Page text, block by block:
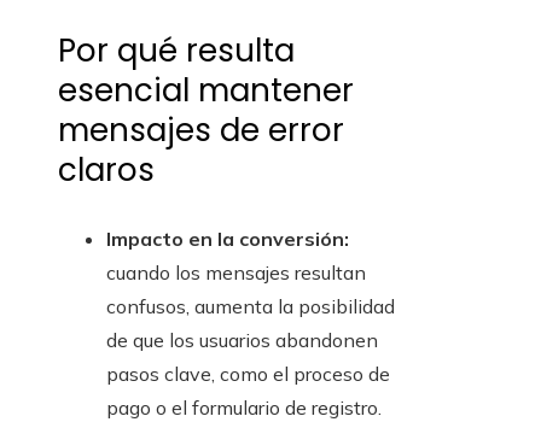
Por qué resulta
esencial mantener
mensajes de error
claros
Impacto en la conversión:
cuando los mensajes resultan
confusos, aumenta la posibilidad
de que los usuarios abandonen
pasos clave, como el proceso de
pago o el formulario de registro.